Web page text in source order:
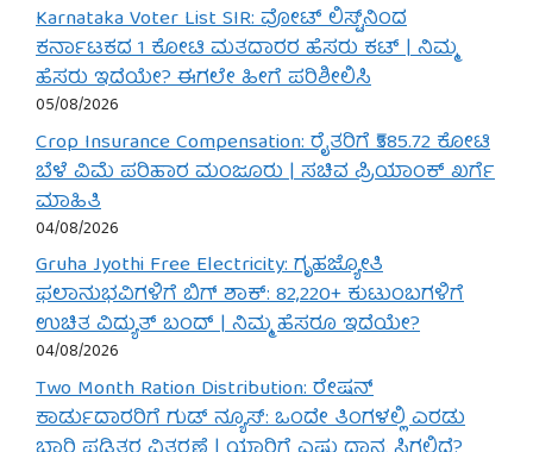
Karnataka Voter List SIR: ವೋಟ್ ಲಿಸ್ಟ್‌ನಿಂದ
ಕರ್ನಾಟಕದ 1 ಕೋಟಿ ಮತದಾರರ ಹೆಸರು ಕಟ್ | ನಿಮ್ಮ
ಹೆಸರು ಇದೆಯೇ? ಈಗಲೇ ಹೀಗೆ ಪರಿಶೀಲಿಸಿ
05/08/2026
Crop Insurance Compensation: ರೈತರಿಗೆ ₹585.72 ಕೋಟಿ
ಬೆಳೆ ವಿಮೆ ಪರಿಹಾರ ಮಂಜೂರು | ಸಚಿವ ಪ್ರಿಯಾಂಕ್ ಖರ್ಗೆ
ಮಾಹಿತಿ
04/08/2026
Gruha Jyothi Free Electricity: ಗೃಹಜ್ಯೋತಿ
ಫಲಾನುಭವಿಗಳಿಗೆ ಬಿಗ್ ಶಾಕ್: 82,220+ ಕುಟುಂಬಗಳಿಗೆ
ಉಚಿತ ವಿದ್ಯುತ್ ಬಂದ್ | ನಿಮ್ಮ ಹೆಸರೂ ಇದೆಯೇ?
04/08/2026
Two Month Ration Distribution: ರೇಷನ್
ಕಾರ್ಡುದಾರರಿಗೆ ಗುಡ್ ನ್ಯೂಸ್: ಒಂದೇ ತಿಂಗಳಲ್ಲಿ ಎರಡು